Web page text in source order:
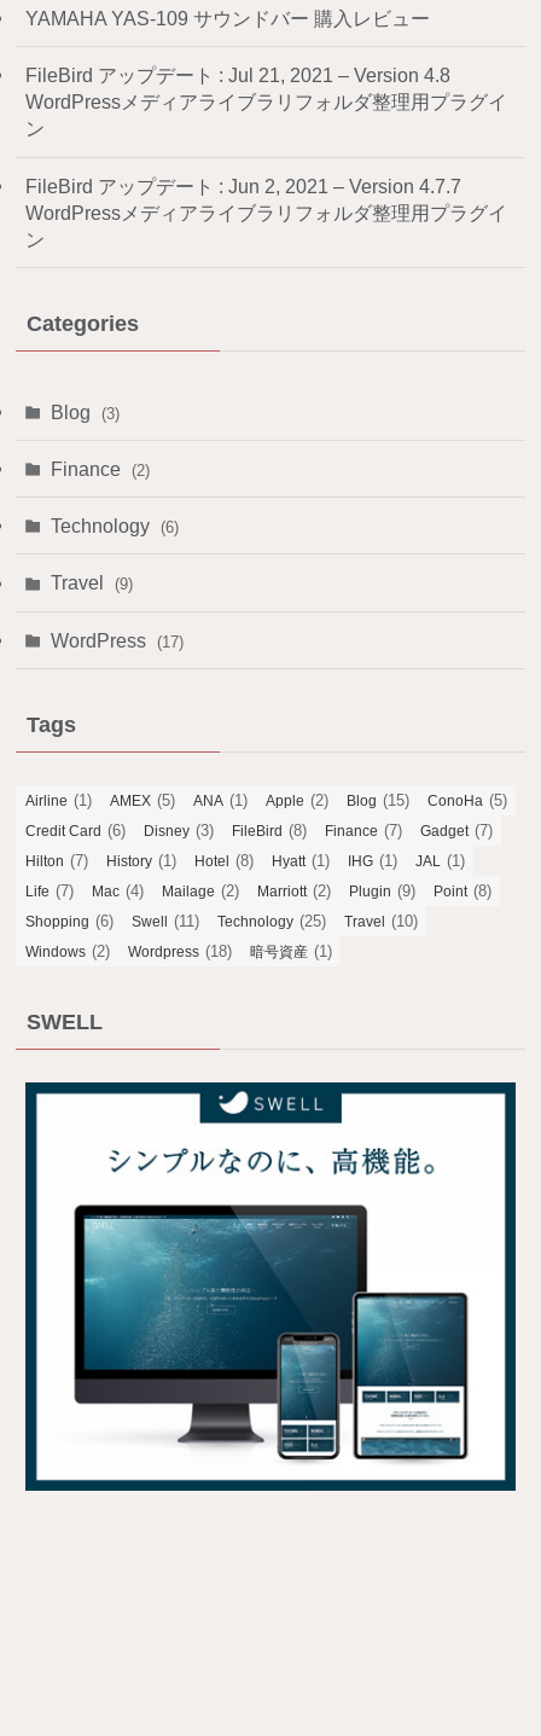
YAMAHA YAS-109 サウンドバー 購入レビュー
FileBird アップデート : Jul 21, 2021 – Version 4.8
WordPressメディアライブラリフォルダ整理用プラグイ
ン
FileBird アップデート : Jun 2, 2021 – Version 4.7.7
WordPressメディアライブラリフォルダ整理用プラグイ
ン
Categories
Blog (3)
Finance (2)
Technology (6)
Travel (9)
WordPress (17)
Tags
Airline (1) AMEX (5) ANA (1) Apple (2) Blog (15) ConoHa (5)
Credit Card (6) Disney (3) FileBird (8) Finance (7) Gadget (7)
Hilton (7) History (1) Hotel (8) Hyatt (1) IHG (1) JAL (1)
Life (7) Mac (4) Mailage (2) Marriott (2) Plugin (9) Point (8)
Shopping (6) Swell (11) Technology (25) Travel (10)
Windows (2) Wordpress (18) 暗号資産 (1)
SWELL